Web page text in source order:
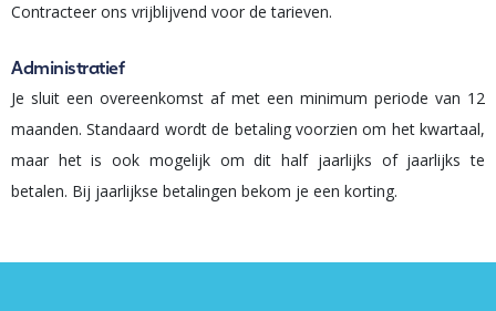
Contracteer ons vrijblijvend voor de tarieven.
Administratief
Je sluit een overeenkomst af met een minimum periode van 12
maanden. Standaard wordt de betaling voorzien om het kwartaal,
maar het is ook mogelijk om dit half jaarlijks of jaarlijks te
betalen. Bij jaarlijkse betalingen bekom je een korting.